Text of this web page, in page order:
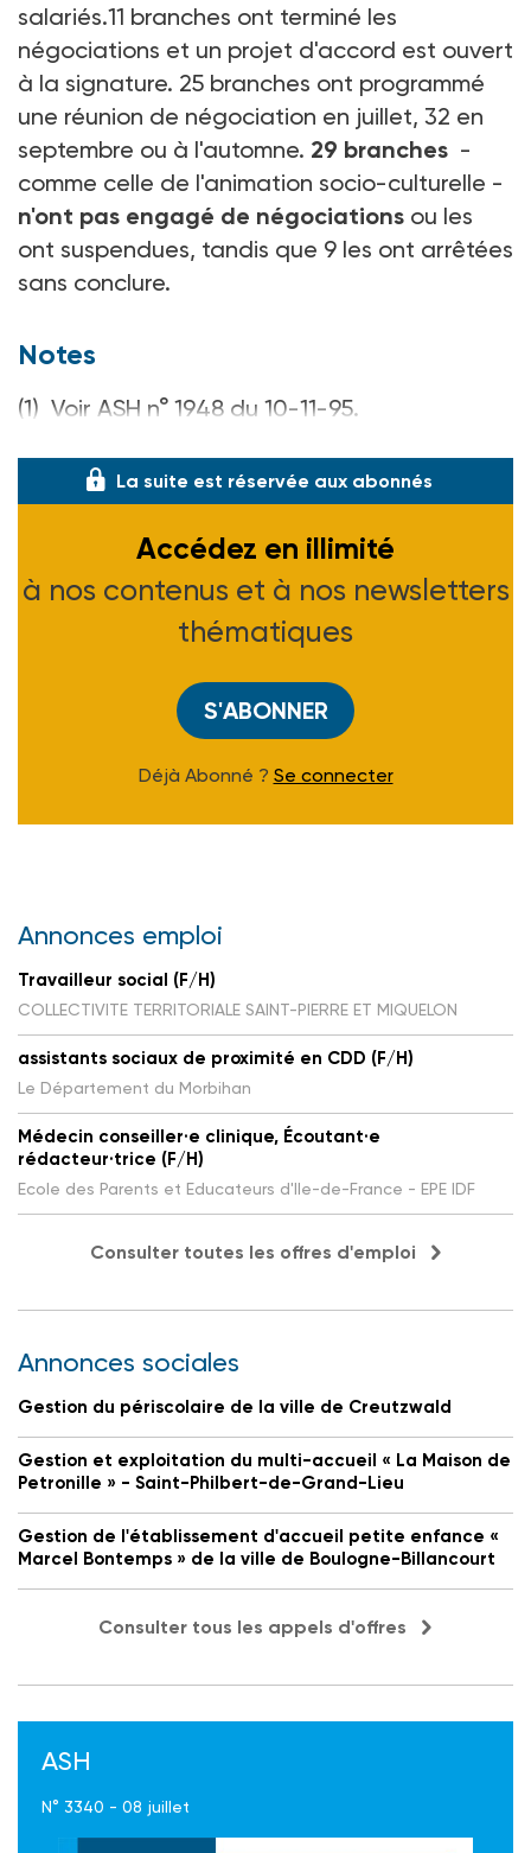
salariés.11 branches ont terminé les
négociations et un projet d'accord est ouvert
à la signature. 25 branches ont programmé
une réunion de négociation en juillet, 32 en
septembre ou à l'automne. 29 branches -
comme celle de l'animation socio-culturelle -
n'ont pas engagé de négociations ou les
ont suspendues, tandis que 9 les ont arrêtées
sans conclure.
Notes
(1) Voir ASH n° 1948 du 10-11-95.
La suite est réservée aux abonnés
Accédez en illimité
à nos contenus et à nos newsletters
thématiques
S'ABONNER
Déjà Abonné ? Se connecter
Annonces emploi
Travailleur social (F/H)
COLLECTIVITE TERRITORIALE SAINT-PIERRE ET MIQUELON
assistants sociaux de proximité en CDD (F/H)
Le Département du Morbihan
Médecin conseiller·e clinique, Écoutant·e
rédacteur·trice (F/H)
Ecole des Parents et Educateurs d'Ile-de-France - EPE IDF
Consulter toutes les offres d'emploi
Annonces sociales
Gestion du périscolaire de la ville de Creutzwald
Gestion et exploitation du multi-accueil « La Maison de
Petronille » - Saint-Philbert-de-Grand-Lieu
Gestion de l'établissement d'accueil petite enfance «
Marcel Bontemps » de la ville de Boulogne-Billancourt
Consulter tous les appels d'offres
ASH
N° 3340 - 08 juillet